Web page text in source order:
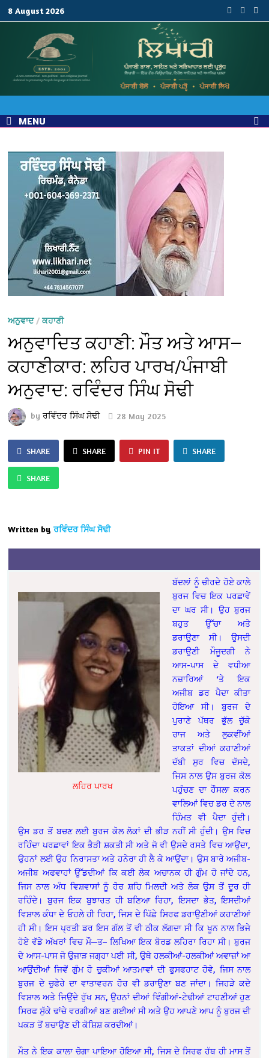
8 August 2026
MENU
ਅਨੁਵਾਦ/ਕਹਾਣੀ
ਅਨੁਵਾਦਿਤ ਕਹਾਣੀ: ਮੌਤ ਅਤੇ ਆਸ—
ਕਹਾਣੀਕਾਰ: ਲਹਿਰ ਪਾਰਖ/ਪੰਜਾਬੀ
ਅਨੁਵਾਦ: ਰਵਿੰਦਰ ਸਿੰਘ ਸੋਢੀ
byਰਵਿੰਦਰ ਸਿੰਘ ਸੋਢੀ 28 May 2025
SHARE SHARE PIN IT SHARE
SHARE
Written by ਰਵਿੰਦਰ ਸਿੰਘ ਸੋਢੀ
ਲਹਿਰ ਪਾਰਖ
ਬੱਦਲਾਂ ਨੂੰ ਚੀਰਦੇ ਹੋਏ ਕਾਲੇ
ਬੁਰਜ ਵਿਚ ਇਕ ਪਰਛਾਵੇਂ
ਦਾ ਘਰ ਸੀ। ਉਹ ਬੁਰਜ
ਬਹੁਤ ਉੱਚਾ ਅਤੇ
ਡਰਾਉਣਾ ਸੀ। ਉਸਦੀ
ਡਰਾਉਣੀ ਮੌਜੂਦਗੀ ਨੇ
ਆਸ-ਪਾਸ ਦੇ ਵਧੀਆ
ਨਜ਼ਾਰਿਆਂ ‘ਤੇ ਇਕ
ਅਜੀਬ ਡਰ ਪੈਦਾ ਕੀਤਾ
ਹੋਇਆ ਸੀ। ਬੁਰਜ ਦੇ
ਪੁਰਾਣੇ ਪੱਥਰ ਭੁੱਲ ਚੁੱਕੇ
ਰਾਜ ਅਤੇ ਲੁਕਵੀਂਆਂ
ਤਾਕਤਾਂ ਦੀਆਂ ਕਹਾਣੀਆਂ
ਦੱਬੀ ਸੁਰ ਵਿਚ ਦੱਸਦੇ,
ਜਿਸ ਨਾਲ ਉਸ ਬੁਰਜ ਕੋਲ
ਪਹੁੰਚਣ ਦਾ ਹੌਸਲਾ ਕਰਨ
ਵਾਲਿਆਂ ਵਿਚ ਡਰ ਦੇ ਨਾਲ
ਹਿੰਮਤ ਵੀ ਪੈਦਾ ਹੁੰਦੀ।
ਉਸ ਡਰ ਤੋਂ ਬਚਣ ਲਈ ਬੁਰਜ ਕੋਲ ਲੋਕਾਂ ਦੀ ਭੀੜ ਨਹੀਂ ਸੀ ਹੁੰਦੀ। ਉਸ ਵਿਚ
ਰਹਿੰਦਾ ਪਰਛਾਵਾਂ ਇਕ ਭੈੜੀ ਸ਼ਕਤੀ ਸੀ ਅਤੇ ਜੋ ਵੀ ਉਸਦੇ ਰਸਤੇ ਵਿਚ ਆਉਂਦਾ,
ਉਹਨਾਂ ਲਈ ਉਹ ਨਿਰਾਸਤਾ ਅਤੇ ਹਨੇਰਾ ਹੀ ਲੈ ਕੇ ਆਉਂਦਾ। ਉਸ ਬਾਰੇ ਅਜੀਬ-
ਅਜੀਬ ਅਫਵਾਹਾਂ ਉੱਡਦੀਆਂ ਕਿ ਕਈ ਲੋਕ ਅਚਾਨਕ ਹੀ ਗੁੰਮ ਹੋ ਜਾਂਦੇ ਹਨ,
ਜਿਸ ਨਾਲ ਅੰਧ ਵਿਸ਼ਵਾਸਾਂ ਨੂੰ ਹੋਰ ਸ਼ਹਿ ਮਿਲਦੀ ਅਤੇ ਲੋਕ ਉਸ ਤੋਂ ਦੂਰ ਹੀ
ਰਹਿੰਦੇ। ਬੁਰਜ ਇਕ ਬੁਝਾਰਤ ਹੀ ਬਣਿਆ ਰਿਹਾ, ਇਸਦਾ ਭੇਤ, ਇਸਦੀਆਂ
ਵਿਸ਼ਾਲ ਕੰਧਾ ਦੇ ਓਹਲੇ ਹੀ ਰਿਹਾ, ਜਿਸ ਦੇ ਪਿੱਛੇ ਸਿਰਫ ਡਰਾਉਣੀਆਂ ਕਹਾਣੀਆਂ
ਹੀ ਸੀ। ਇਸ ਪ੍ਰਤੀ ਡਰ ਇਸ ਗੱਲ ਤੋਂ ਵੀ ਠੀਕ ਲੱਗਦਾ ਸੀ ਕਿ ਖੂਨ ਨਾਲ ਭਿਜੇ
ਹੋਏ ਵੱਡੇ ਅੱਖਰਾਂ ਵਿਚ ਮੌ—ਤ– ਲਿਖਿਆ ਇਕ ਬੋਰਡ ਲਹਿਰਾ ਰਿਹਾ ਸੀ। ਬੁਰਜ
ਦੇ ਆਸ-ਪਾਸ ਜੋ ਉਜਾੜ ਜਗ੍ਹਾ ਪਈ ਸੀ, ਉਥੇ ਹਲਕੀਆਂ-ਹਲਕੀਆਂ ਅਵਾਜ਼ਾਂ ਆ
ਆਉਂਦੀਆਂ ਜਿਵੇਂ ਗੁੰਮ ਹੋ ਚੁਕੀਆਂ ਆਤਮਾਵਾਂ ਦੀ ਫੁਸਫਹਾਟ ਹੋਵੇ, ਜਿਸ ਨਾਲ
ਬੁਰਜ ਦੇ ਚੁਫੇਰੇ ਦਾ ਵਾਤਾਵਰਨ ਹੋਰ ਵੀ ਡਰਾਉਣਾ ਬਣ ਜਾਂਦਾ। ਜਿਹੜੇ ਕਦੇ
ਵਿਸ਼ਾਲ ਅਤੇ ਜਿਉਂਦੇ ਰੁੱਖ ਸਨ, ਉਹਨਾਂ ਦੀਆਂ ਵਿੰਗੀਆਂ-ਟੇਢੀਆਂ ਟਾਹਣੀਆਂ ਹੁਣ
ਸਿਰਫ ਸੁੱਕੇ ਢਾਂਚੇ ਵਰਗੀਆਂ ਬਣ ਗਈਆਂ ਸੀ ਅਤੇ ਉਹ ਆਪਣੇ ਆਪ ਨੂੰ ਬੁਰਜ ਦੀ
ਪਕੜ ਤੋਂ ਬਚਾਉਣ ਦੀ ਕੋਸ਼ਿਸ਼ ਕਰਦੀਆਂ।
ਮੌਤ ਨੇ ਇਕ ਕਾਲਾ ਚੋਗਾ ਪਾਇਆ ਹੋਇਆ ਸੀ, ਜਿਸ ਦੇ ਸਿਰਫ ਹੱਥ ਹੀ ਮਾਸ ਤੋਂ